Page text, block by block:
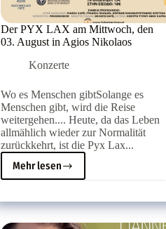
Der PYX LAX am Mittwoch, den
03. August in Agios Nikolaos
Konzerte
Wo es Menschen gibtSolange es
Menschen gibt, wird die Reise
weitergehen.... Heute, da das Leben
allmählich wieder zur Normalität
zurückkehrt, ist die Pyx Lax...
Mehr lesen
Der
PYX
am
Mittwoch,